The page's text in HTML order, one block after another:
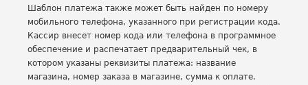
Шаблон платежа также может быть найден по номеру
мобильного телефона, указанного при регистрации кода.
Кассир внесет номер кода или телефона в программное
обеспечение и распечатает предварительный чек, в
котором указаны реквизиты платежа: название
магазина, номер заказа в магазине, сумма к оплате.